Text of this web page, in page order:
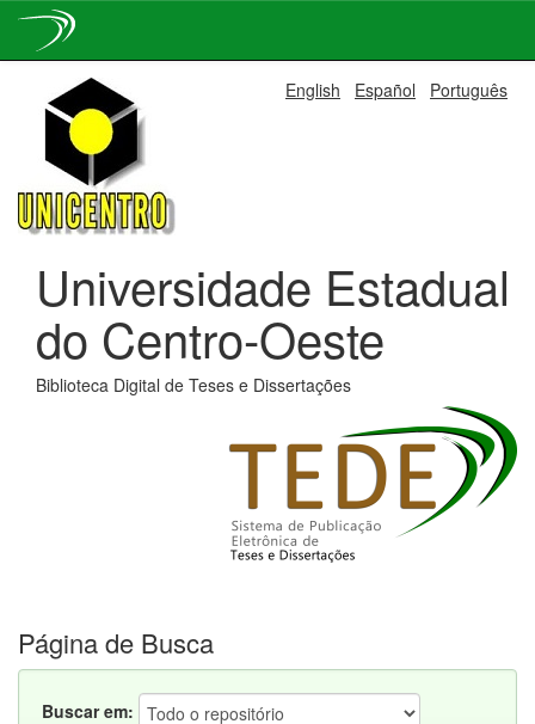
navigation
English Español Português
Universidade Estadual
do Centro-Oeste
Biblioteca Digital de Teses e Dissertações
Página de Busca
Buscar em: